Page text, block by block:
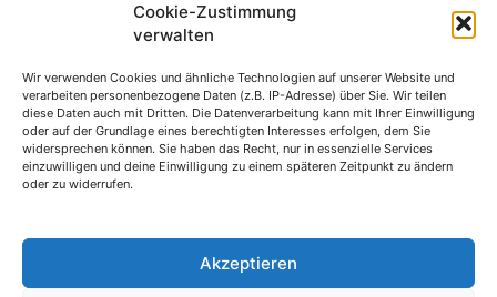
Cookie-Zustimmung
verwalten
Wir verwenden Cookies und ähnliche Technologien auf unserer Website und
verarbeiten personenbezogene Daten (z.B. IP-Adresse) über Sie. Wir teilen
diese Daten auch mit Dritten. Die Datenverarbeitung kann mit Ihrer Einwilligung
oder auf der Grundlage eines berechtigten Interesses erfolgen, dem Sie
widersprechen können. Sie haben das Recht, nur in essenzielle Services
einzuwilligen und deine Einwilligung zu einem späteren Zeitpunkt zu ändern
oder zu widerrufen.
Akzeptieren
unsere starpac-Konten genau das Richtige für Sie. Die vier
Kontomodelle starpac x-tension, classic, plus und premium
erfahren Sie immer, was es Neues gibt.
Sparkasse Wilhelmshaven
Die starpac-Kontomodelle
Erklärung zur Barrierefreiheit